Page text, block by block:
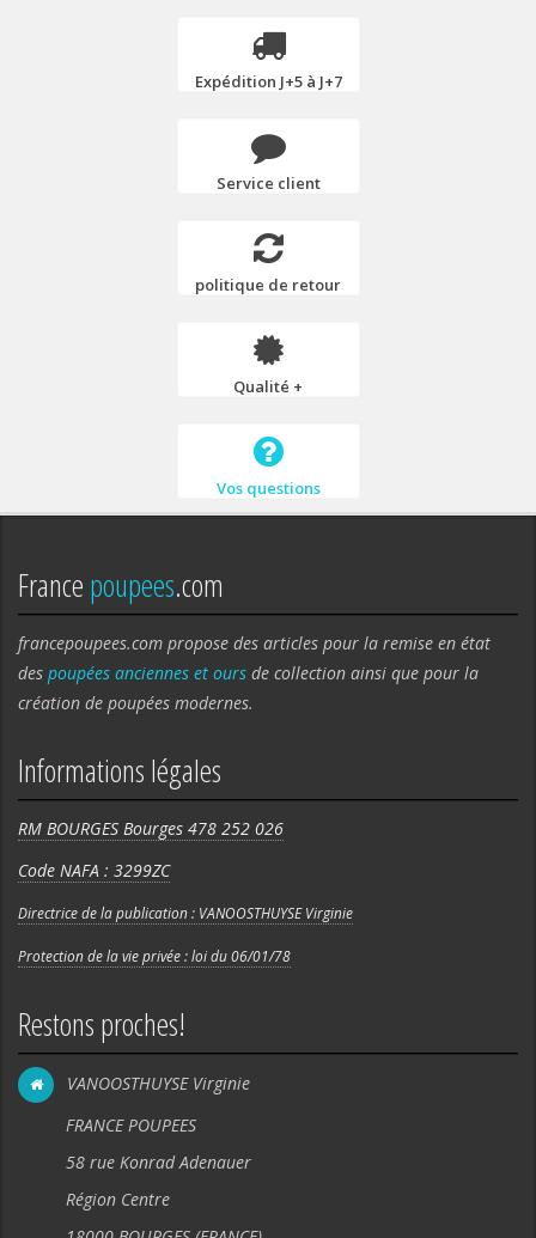
Expédition J+5 à J+7
Service client
politique de retour
Qualité +
Vos questions
Francepoupees.com
francepoupees.com propose des articles pour la remise en état
des poupées anciennes et ours de collection ainsi que pour la
création de poupées modernes.
Informations légales
RM BOURGES Bourges 478 252 026
Code NAFA : 3299ZC
Directrice de la publication : VANOOSTHUYSE Virginie
Protection de la vie privée : loi du 06/01/78
Restons proches!
VANOOSTHUYSE Virginie
FRANCE POUPEES
58 rue Konrad Adenauer
Région Centre